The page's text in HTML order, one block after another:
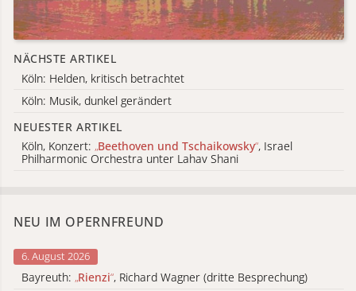
NÄCHSTE ARTIKEL
Köln: Helden, kritisch betrachtet
Köln: Musik, dunkel gerändert
NEUESTER ARTIKEL
Köln, Konzert: „Beethoven und Tschaikowsky“, Israel
Philharmonic Orchestra unter Lahav Shani
NEU IM OPERNFREUND
6. August 2026
Bayreuth: „Rienzi“, Richard Wagner (dritte Besprechung)